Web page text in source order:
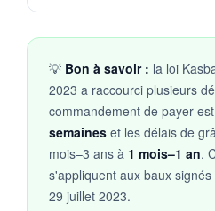
💡 Bon à savoir : la loi
2023 a raccourci plusieurs
commandement de payer
semaines et les délais de
mois–3 ans à 1 mois–1 an.
s'appliquent aux baux
29 juillet 2023.